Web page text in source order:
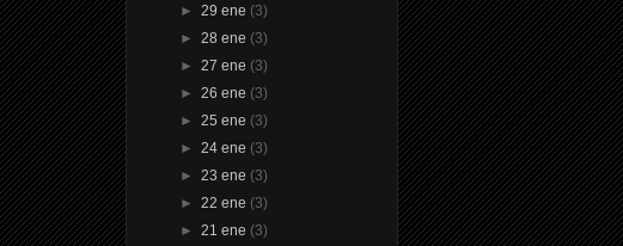
► 29 ene (3)
► 28 ene (3)
► 27 ene (3)
► 26 ene (3)
► 25 ene (3)
► 24 ene (3)
► 23 ene (3)
► 22 ene (3)
► 21 ene (3)